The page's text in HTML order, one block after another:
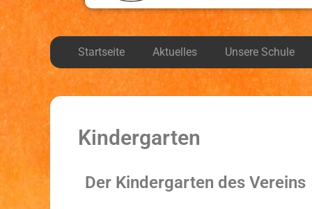
Startseite Aktuelles Unsere Schule
Kindergarten
Der Kindergarten des Vereins